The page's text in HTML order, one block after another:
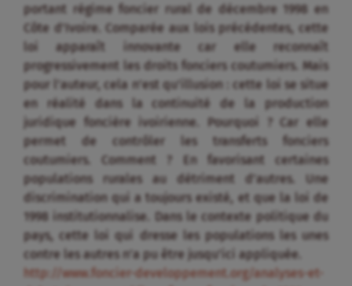
portant régime foncier rural de décembre 1998 en
Côte d’Ivoire. Comparée aux lois précédentes, cette
loi apparaît innovante car elle reconnaît
progressivement les droits fonciers coutumiers. Mais
pour l’auteur, cela n’est qu’illusion : cette loi se situe
en réalité dans la continuité de la production
juridique foncière ivoirienne. Pourquoi ? Car elle
permet de contrôler les transferts fonciers
coutumiers. Comment ? En favorisant certaines
populations rurales au détriment d’autres. Une
discrimination qui a toujours existé, et que la loi de
1998 institutionnalise. Dans le contexte politique du
pays, cette loi qui dresse les populations les unes
contre les autres n’a pu être jusqu’ici appliquée.
http://www.foncier-developpement.org/analyses-et-